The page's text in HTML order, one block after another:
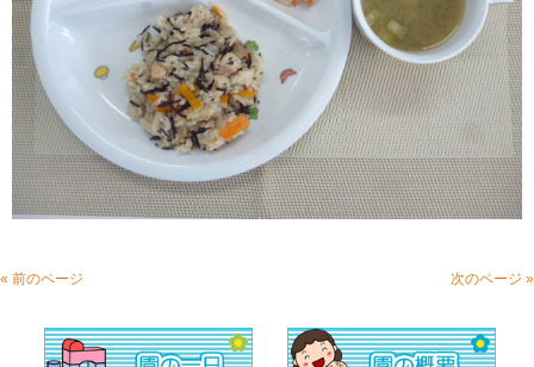
« 前のページ 次のページ »